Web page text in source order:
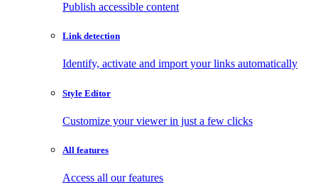
Publish accessible content
Link detection
Identify, activate and import your links automatically
Style Editor
Customize your viewer in just a few clicks
All features
Access all our features